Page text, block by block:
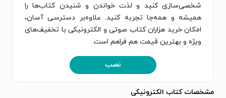
شخصی‌سازی کنید و لذت خواندن و شنیدن کتاب‌ها را
همیشه و همه‌جا تجربه کنید. علاوه‌بر دسترسی آسان،
امکان خرید هزاران کتاب صوتی و الکترونیکی با تخفیف‌های
ویژه و بهترین قیمت هم فراهم است.
نصب
مشخصات کتاب الکترونیکی